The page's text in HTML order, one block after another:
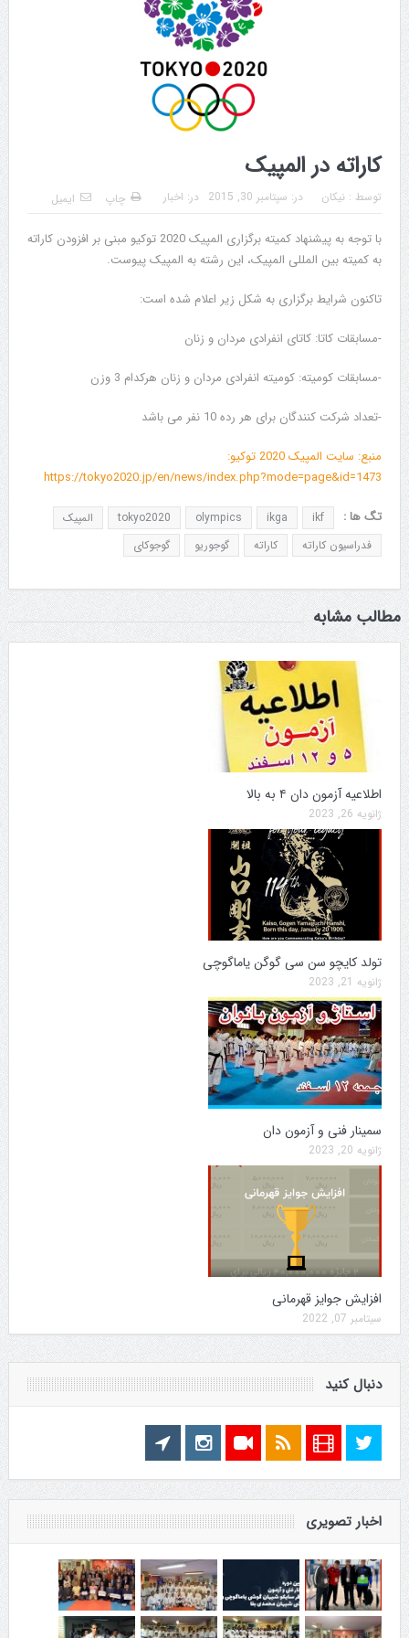
کاراته در المپیک
توسط : نیکان در: سپتامبر 30, 2015 در: اخبار چاپ ایمیل
با توجه به پیشنهاد کمیته برگزاری المپیک 2020 توکیو مبنی بر افزودن کاراته
به کمیته بین المللی المپیک، این رشته به المپیک پیوست.
تاکنون شرایط برگزاری به شکل زیر اعلام شده است:
-مسابقات کاتا: کاتای انفرادی مردان و زنان
-مسابقات کومیته: کومیته انفرادی مردان و زنان هرکدام 3 وزن
-تعداد شرکت کنندگان برای هر رده 10 نفر می باشد
منبع: سایت المپیک 2020 توکیو:
https://tokyo2020.jp/en/news/index.php?mode=page&id=1473
تگ ها : ikf
ikga
olympics
tokyo2020
المپیک
فدراسیون کاراته
کاراته گوجوریو گوجوکای
مطالب مشابه
اطلاعیه آزمون دان ۴ به بالا
ژانویه 26, 2023
تولد کایچو سن سی گوگن یاماگوچی
ژانویه 21, 2023
سمینار فنی و آزمون دان
ژانویه 20, 2023
افزایش جوایز قهرمانی
سپتامبر 07, 2022
دنبال کنید
اخبار تصویری